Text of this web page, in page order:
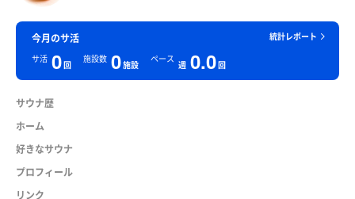
統計レポート
今月のサ活
サ活 0回
施設数 0施設
ペース
週 0.0回
サウナ歴
ホーム
好きなサウナ
プロフィール
リンク